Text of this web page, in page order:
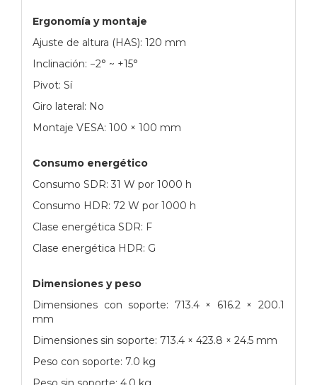
Ergonomía y montaje
Ajuste de altura (HAS): 120 mm
Inclinación: −2° ~ +15°
Pivot: Sí
Giro lateral: No
Montaje VESA: 100 × 100 mm
Consumo energético
Consumo SDR: 31 W por 1000 h
Consumo HDR: 72 W por 1000 h
Clase energética SDR: F
Clase energética HDR: G
Dimensiones y peso
Dimensiones con soporte: 713.4 × 616.2 × 200.1
mm
Dimensiones sin soporte: 713.4 × 423.8 × 24.5 mm
Peso con soporte: 7.0 kg